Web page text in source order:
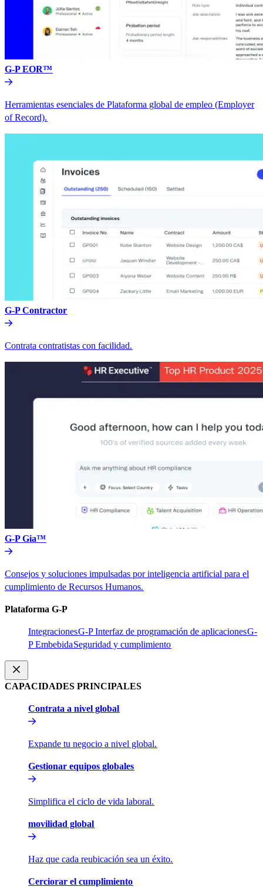
G-P EOR™​​
Herramientas esenciales de Plataforma global de empleo (Employer
of Record).​​
G-P Contractor​​
Contrata contratistas con facilidad.​​
G-P Gia™​​
Consejos y soluciones impulsadas por inteligencia artificial para el
cumplimiento de Recursos Humanos.​​
Plataforma G-P​​
Integraciones​​G-P Interfaz de programación de aplicaciones​​G-
P Embebida​​Seguridad y cumplimiento​​
CAPACIDADES PRINCIPALES​​
Contrata a nivel global​​
Expande tu negocio a nivel global.​​
Gestionar equipos globales​​
Simplifica el ciclo de vida laboral.​​
movilidad global​​
Haz que cada reubicación sea un éxito.​​
Cerciorar el cumplimiento​​